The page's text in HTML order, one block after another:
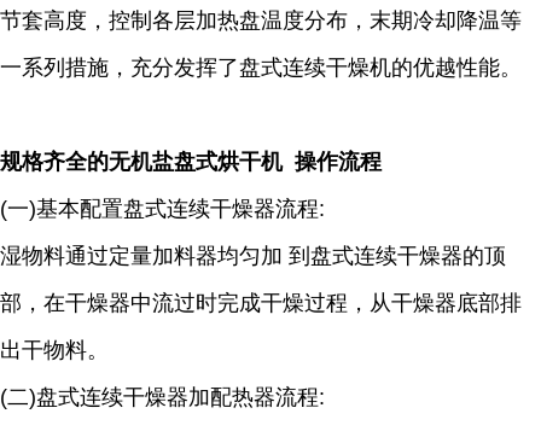
节套高度，控制各层加热盘温度分布，末期冷却降温等
一系列措施，充分发挥了盘式连续干燥机的优越性能。
规格齐全的无机盐盘式烘干机 操作流程
(一)基本配置盘式连续干燥器流程:
湿物料通过定量加料器均匀加 到盘式连续干燥器的顶
部，在干燥器中流过时完成干燥过程，从干燥器底部排
出干物料。
(二)盘式连续干燥器加配热器流程: